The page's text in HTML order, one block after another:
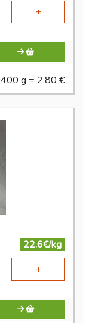
+
400 g = 2.80 €
22.6€/kg
+